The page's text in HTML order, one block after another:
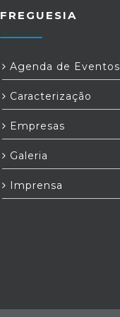
FREGUESIA
Agenda de Eventos
Caracterização
Empresas
Galeria
Imprensa